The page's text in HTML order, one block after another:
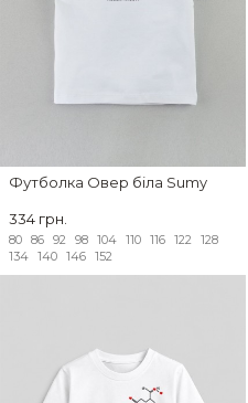
Футболка Овер біла Sumy
334 грн.
80 86 92 98 104 110 116 122
128
134
140 146 152